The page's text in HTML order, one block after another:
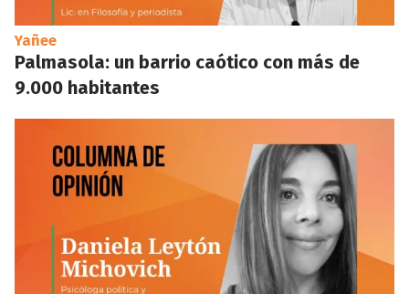
Yañee
Palmasola: un barrio caótico con más de
9.000 habitantes